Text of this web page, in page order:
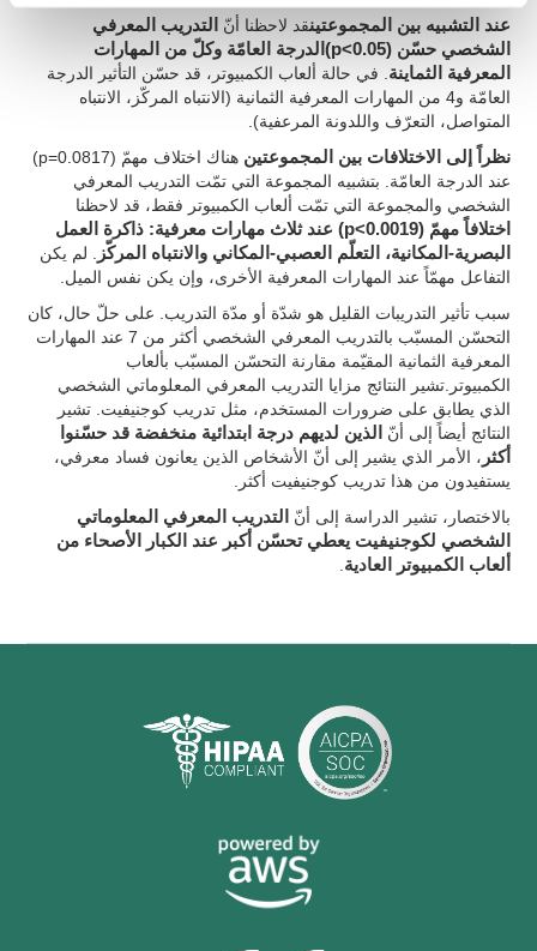
عند التشبيه بين المجموعتينقد لاحظنا أنّ
التدريب المعرفي
الشخصي حسّن (p<0.05)الدرجة العامّة وكلّ من المهارات
المعرفية الثماينة . في حالة ألعاب الكمبيوتر، قد حسّن التأثير الدرجة
العامّة و4 من المهارات المعرفية الثمانية (الانتباه المركّز، الانتباه
المتواصل، التعرّف واللدونة المرعفية).
نظراً إلى الاختلافات بين المجموعتين
هناك اختلاف مهمّ (p=0.0817)
عند الدرجة العامّة. بتشبيه المجموعة التي تمّت التدريب المعرفي
الشخصي والمجموعة التي تمّت ألعاب الكمبيوتر فقط، قد لاحظنا
اختلافاً مهمّ (p<0.0019) عند ثلاث مهارات معرفية: ذاكرة العمل
البصرية-المكانية، التعلّم العصبي-المكاني والانتباه المركّز
. لم يكن
التفاعل مهمّاً عند المهارات المعرفية الأخرى، وإن يكن نفس الميل.
سبب تأثير التدريبات القليل هو شدّة أو مدّة التدريب. على حلّ حال، كان
التحسّن المسبّب بالتدريب المعرفي الشخصي أكثر من 7 عند المهارات
المعرفية الثمانية المقيّمة مقارنة التحسّن المسبّب بألعاب
الكمبيوتر.تشير النتائج مزايا التدريب المعرفي المعلوماتي الشخصي
الذي يطابق على ضرورات المستخدم، مثل تدريب كوجنيفيت. تشير
النتائج أيضاً إلى أنّ
الذين لديهم درجة ابتدائية منخفضة قد حسّنوا
أكثر ، الأمر الذي يشير إلى أنّ الأشخاص الذين يعانون فساد معرفي،
يستفيدون من هذا تدريب كوجنيفيت أكثر.
بالاختصار، تشير الدراسة إلى أنّ
التدريب المعرفي المعلوماتي
الشخصي لكوجنيفيت يعطي تحسّن أكبر عند الكبار الأصحاء من
ألعاب الكمبيوتر العادية